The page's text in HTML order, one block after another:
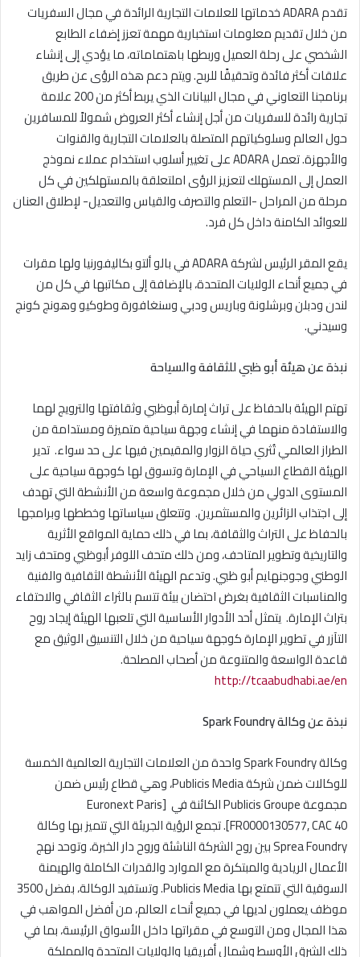
تقدم ADARA خدماتها للعلامات التجارية الرائدة في مجال السفريات
من خلال تقديم معلومات استخبارية مهمة تعزز إضفاء الطابع
الشخصي على رحلة العميل وربطها باهتماماته، ما يؤدي إلى إنشاء
علاقات أكثر فائدة وتحقيقًا للربح. ويتم دعم هذه الرؤى عن طريق
برنامجنا التعاوني في مجال البيانات الذي يربط أكثر من 200 علامة
تجارية رائدة للسفريات من أجل إنشاء أكثر العروض شمولاً للمسافرين
حول العالم وسلوكياتهم المتصلة بالعلامات التجارية والقنوات
والأجهزة. تعمل ADARA على تغيير أسلوب استخدام عملاء نموذج
العمل إلى المستهلك لتعزيز الرؤى املتعلقة بالمستهلكين في كل
مرحلة من المراحل -التعلم والتصرف والقياس والتعديل- لإطلاق العنان
للعوائد الكامنة داخل كل فرد.
يقع المقر الرئيس لشركة ADARA في بالو ألتو بكاليفورنيا ولها مقرات
في جميع أنحاء الولايات المتحدة، بالإضافة إلى مكاتبها في كل من
لندن ودبلن وبرشلونة وباريس ودبي وسنغافورة وطوكيو وهونج كونج
وسيدني.
نبذة عن هيئة أبو ظبي للثقافة والسياحة
تهتم الهيئة بالحفاظ على تراث إمارة أبوظبي وثقافتها والترويج لهما
والاستفادة منهما في إنشاء وجهة سياحية متميزة ومستدامة من
الطراز العالمي تُثري حياة الزوار والمقيمين فيها على حد سواء. تدير
الهيئة القطاع السياحي في الإمارة وتسوق لها كوجهة سياحية على
المستوى الدولي من خلال مجموعة واسعة من الأنشطة التي تهدف
إلى اجتذاب الزائرين والمستثمرين. وتتعلق سياساتها وخططها وبرامجها
بالحفاظ على التراث والثقافة، بما في ذلك حماية المواقع الأثرية
والتاريخية وتطوير المتاحف، ومن ذلك متحف اللوفر أبوظبي ومتحف زايد
الوطني وجوجنهايم أبو ظبي. وتدعم الهيئة الأنشطة الثقافية والفنية
والمناسبات الثقافية بغرض احتضان بيئة تتسم بالثراء الثقافي والاحتفاء
بتراث الإمارة. يتمثل أحد الأدوار الأساسية التي تلعبها الهيئة إيجاد روح
التآزر في تطوير الإمارة كوجهة سياحية من خلال التنسيق الوثيق مع
قاعدة الواسعة والمتنوعة من أصحاب المصلحة.
http://tcaabudhabi.ae/en
نبذة عن وكالة
وكالة Spark Foundry واحدة من العلامات التجارية العالمية الخمسة
للوكالات ضمن شركة Publicis Media، وهي قطاع رئيس ضمن
مجموعة Publicis Groupe الكائنة في [Euronext Paris
FR0000130577, CAC 40]. تجمع الرؤية الجريئة التي تتميز بها وكالة
Sprea Foundry بين روح الشركة الناشئة وروح دار الخبرة، وتوحد نهج
الأعمال الريادية والمبتكرة مع الموارد والقدرات الكاملة والهيمنة
السوقية التي تتمتع بها Publicis Media. وتستفيد الوكالة، بفضل 3500
موظف يعملون لديها في جميع أنحاء العالم، من أفضل المواهب في
هذا المجال ومن التوسع في مقراتها داخل الأسواق الرئيسة، بما في
ذلك الشرق الأوسط وشمال أفريقيا والولايات المتحدة والمملكة